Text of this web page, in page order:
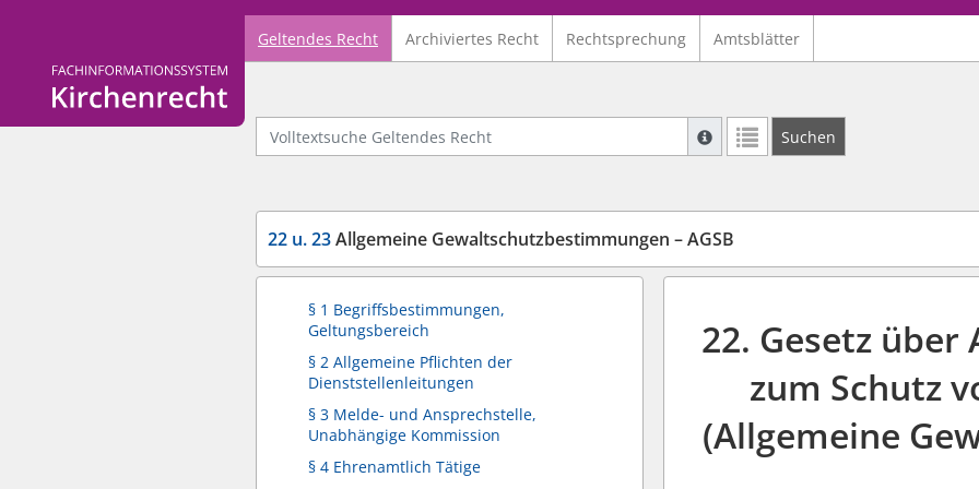
Logo Fachinformationssystem Kirchenrecht
Geltendes Recht Archiviertes Recht Rechtsprechung Amtsblätter
Volltextsuche Geltendes Recht
Suche mit Platzhalter "*", Bsp.
Weitere Suchoperatoren finden Sie in
Suchen
22 u. 23Allgemeine Gewaltschutzbestimmungen – AGSB
§ 1 Begriffsbestimmungen,
Geltungsbereich
§ 2 Allgemeine Pflichten der
Dienststellenleitungen
§ 3 Melde- und Ansprechstelle,
Unabhängige Kommission
§ 4 Ehrenamtlich Tätige
22. Gesetz
zum Schutz
(Allgemeine